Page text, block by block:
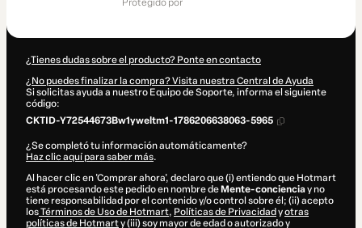
protegido por
¿Tienes dudas sobre el producto? Ponte en contacto
¿No puedes finalizar la compra? Visita nuestra Central de Ayuda
Si solicitas ayuda a nuestro Equipo de Soporte, informa el siguiente
código:
CKTID-Y72544673Bw1yweltm1-1786206638063-5965
¿Se completó tu información automáticamente?
Haz clic aquí para saber más.
Al hacer clic en 'Comprar ahora', declaro que (i) entiendo que Hotmart
está procesando este pedido en nombre de Mente-concienciay no
tiene responsabilidad por el contenido y/o control sobre él; (ii) acepto
losTérminos de Uso de Hotmart, Políticas de Privacidad yotras
políticas de Hotmarty (iii) soy mayor de edad o autorizado y